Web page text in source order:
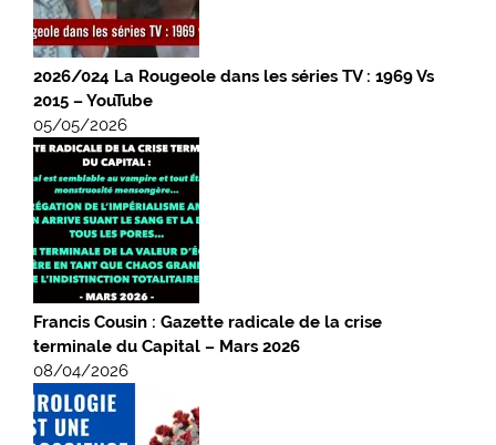
2026/024 La Rougeole dans les séries TV : 1969 Vs
2015 – YouTube
05/05/2026
Francis Cousin : Gazette radicale de la crise
terminale du Capital – Mars 2026
08/04/2026